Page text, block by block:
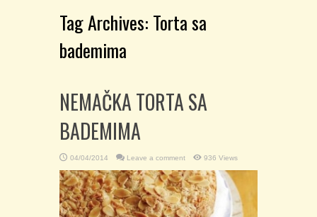
Tag Archives: Torta sa
bademima
NEMAČKA TORTA SA
BADEMIMA
04/04/2014 Leave a comment 936 Views